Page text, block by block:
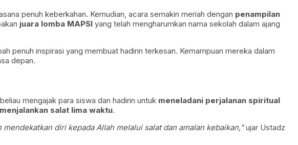
penuh keberkahan. Kemudian, acara semakin meriah dengan penampilan
juara lomba MAPSI yang telah mengharumkan nama sekolah dalam ajang
penuh inspirasi yang membuat hadirin terkesan. Kemampuan mereka dalam
depan.
mengajak para siswa dan hadirin untuk meneladani perjalanan spiritual
salat lima waktu.
diri kepada Allah melalui salat dan amalan kebaikan,”ujar Ustadz